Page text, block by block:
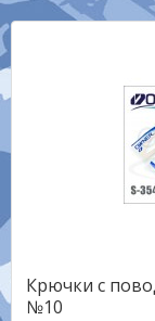
Крючки с
№10